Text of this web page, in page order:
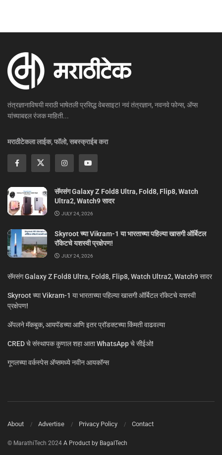
तंत्रज्ञानाविषयी मराठी भाषेतली प्रसिद्ध वेबसाइट! नवं तंत्रज्ञान, नवनवे फोन्स, ॲप्स
यांच्याबद्दल रंजक माहिती...
मराठीटेकला लाईक, फॉलो, सबस्क्राईब करा
सॅमसंग Galaxy Z Fold8 Ultra, Fold8, Flip8, Watch
Ultra2, Watch9 सादर
JULY 24, 2026
Skyroot च्या Vikram-1 या भारताच्या पहिल्या खासगी ऑर्बिटल
रॉकेटचे यशस्वी प्रक्षेपण!
JULY 24, 2026
सॅमसंग Galaxy Z Fold8 Ultra, Fold8, Flip8, Watch Ultra2, Watch9 सादर
Skyroot च्या Vikram-1 या भारताच्या पहिल्या खासगी ऑर्बिटल रॉकेटचे यशस्वी
प्रक्षेपण!
ॲपलने मॅकबुक, आयपॅडच्या आणि इतर प्रॉडक्टच्या किंमती वाढवल्या
CRED चे संस्थापक कुणाल शहा आता WhatsApp चे सीईओ!
गूगलच्या वर्कस्पेस अ‍ॅप्समध्ये नवीन आयकॉन्स
About Advertise Privacy Policy Contact
© MarathiTech 2024 A Product by BagalTech